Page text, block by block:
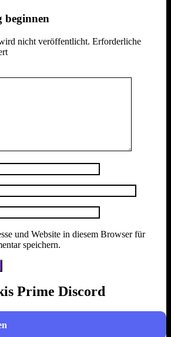
beginnen
nicht veröffentlicht. Erforderliche
und Website in diesem Browser für
speichern.
Prime Discord